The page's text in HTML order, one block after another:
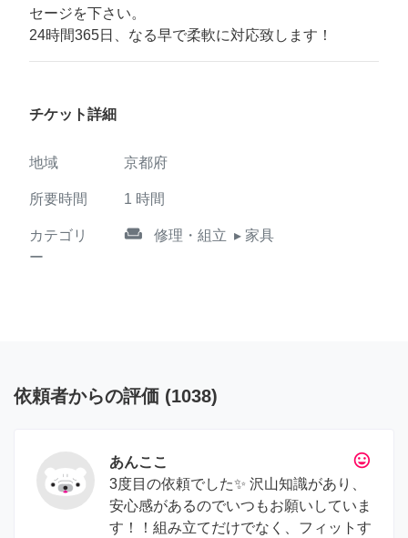
セージを下さい。
24時間365日、なる早で柔軟に対応致します！
チケット詳細
地域 京都府
所要時間 1 時間
カテゴリ
ー
weekend 修理・組立 ▸ 家具
依頼者からの評価 (1038)
tag_faces
あんここ
3度目の依頼でした✨ 沢山知識があり、
安心感があるのでいつもお願いしていま
す！！組み立てだけでなく、フィットす